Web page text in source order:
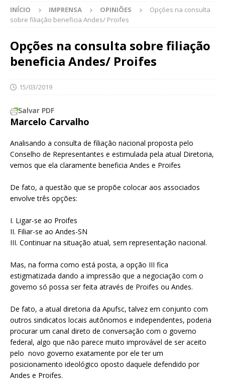
INÍCIO IMPRENSA OPINIÕES
Opções na consulta
sobre filiação beneficia Andes/ Proifes
Opções na consulta sobre filiação
beneficia Andes/ Proifes
15/03/2019
Salvar PDF
Marcelo Carvalho
Analisando a consulta de filiação nacional proposta pelo
Conselho de Representantes e estimulada pela atual Diretoria,
vemos que ela claramente beneficia Andes e Proifes
De fato, a questão que se propõe colocar aos associados
envolve três opções:
I. Ligar-se ao Proifes
II. Filiar-se ao Andes-SN
III. Continuar na situação atual, sem representação nacional.
Mas, na forma como está posta, a opção III fica
estigmatizada dando a impressão que a negociação com o
governo só possa ser feita através de Proifes ou Andes.
De fato, a atual diretoria da Apufsc, talvez em conjunto com
outros sindicatos locais autônomos e independentes, poderia
procurar um canal direto de conversação com o governo
federal, algo que não parece muito improvável de ser aceito
pelo novo governo exatamente por ele ter um
posicionamento ideológico oposto daquele defendido por
Andes e Proifes.